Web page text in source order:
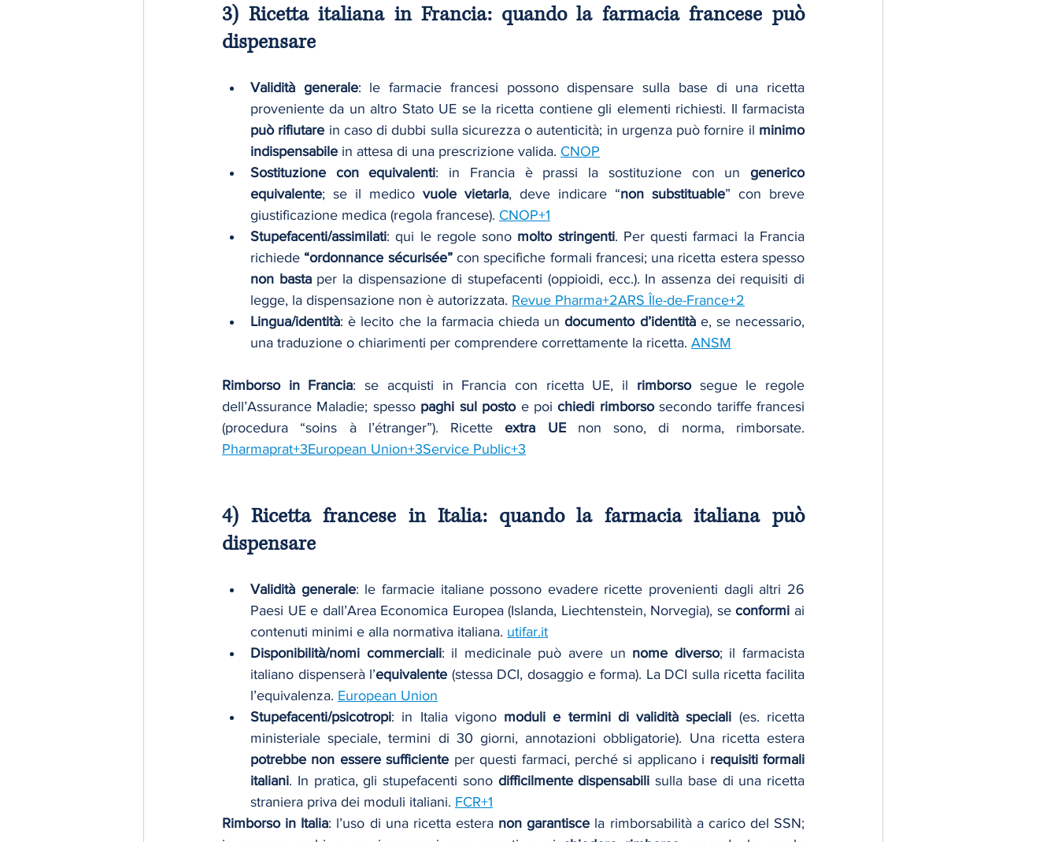
3) Ricetta italiana in Francia: quando la farmacia francese può
dispensare
Validità generale: le farmacie francesi possono dispensare sulla base di una ricetta
può rifiutare in caso di dubbi sulla sicurezza o autenticità; in urgenza può fornire il minimo
indispensabile in attesa di una prescrizione valida. CNOP
Sostituzione con equivalenti: in Francia è prassi la sostituzione con un generico
equivalente; se il medico vuole vietarla, deve indicare “non substituable” con breve
giustificazione medica (regola francese). CNOP+1
Stupefacenti/assimilati: qui le regole sono molto stringenti. Per questi farmaci la Francia
richiede “ordonnance sécurisée”
non basta per la dispensazione di stupefacenti (oppioidi, ecc.). In assenza dei requisiti di
legge, la dispensazione non è autorizzata. Revue Pharma+2ARS Île-de-France+2
Lingua/identità: è lecito che la farmacia chieda un documento d’identità e, se necessario,
una traduzione o chiarimenti per comprendere correttamente la ricetta. ANSM
Rimborso in Francia: se acquisti in Francia con ricetta UE, il rimborso segue le regole
dell’Assurance Maladie; spesso paghi sul posto e poi chiedi rimborso secondo tariffe francesi
(procedura “soins à l’étranger”). Ricette extra UE
Pharmaprat+3European Union+3Service Public+3
4) Ricetta francese in Italia: quando la farmacia italiana può
dispensare
Validità generale: le farmacie italiane possono evadere ricette provenienti dagli altri 26
Paesi UE e dall’Area Economica Europea (Islanda, Liechtenstein, Norvegia), se conformi ai
contenuti minimi e alla normativa italiana. utifar.it
Disponibilità/nomi commerciali: il medicinale può avere un nome diverso; il farmacista
italiano dispenserà l’equivalente (stessa DCI, dosaggio e forma). La DCI sulla ricetta facilita
l’equivalenza. European Union
Stupefacenti/psicotropi: in Italia vigono moduli e termini di validità speciali (es. ricetta
potrebbe non essere sufficiente per questi farmaci, perché si applicano i requisiti formali
italiani. In pratica, gli stupefacenti sono difficilmente dispensabili sulla base di una ricetta
straniera priva dei moduli italiani. FCR+1
Rimborso in Italia: l’uso di una ricetta estera non garantisce la rimborsabilità a carico del SSN;